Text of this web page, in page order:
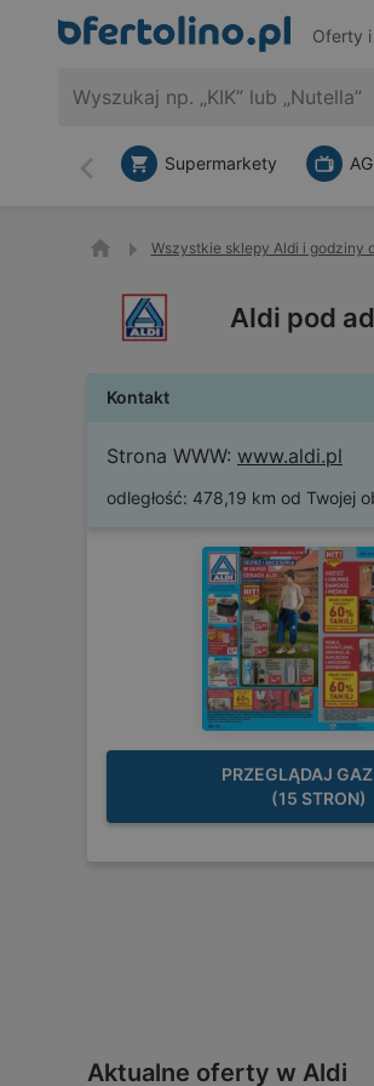
Oferty
Wstecz
Supermarkety
Wszystkie sklepy Aldi i godziny
Aldi pod
Kontakt
Strona WWW: www.aldi.pl
odległość: 478,19 km od Twojej
PRZEGLĄDAJ
(15 STRON)
Aktualne oferty w Aldi